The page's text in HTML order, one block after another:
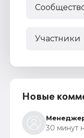
Участники
Новые
30 минут